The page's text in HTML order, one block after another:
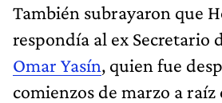
También subrayaron que
respondía al ex Secretario
Omar Yasín, quien fue
comienzos de marzo a raíz